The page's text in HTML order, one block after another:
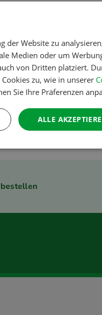
der Website zu
Medien oder um
von Dritten platziert.
zu, wie in unserer
Sie Ihre Präferenzen
ALLE